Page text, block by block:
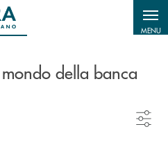
MENU
della banca